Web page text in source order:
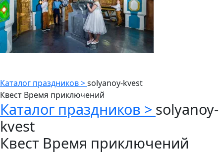
Каталог праздников >solyanoy-kvest
Квест Время приключений
Каталог праздников > solyanoy-
kvest
Квест Время приключений